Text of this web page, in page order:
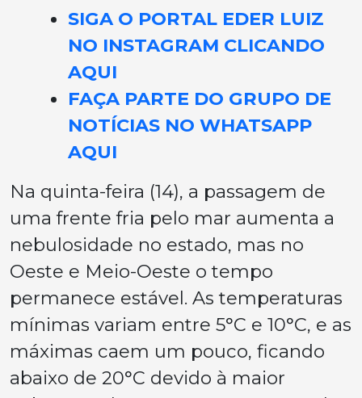
SIGA O PORTAL EDER LUIZ
NO INSTAGRAM CLICANDO
AQUI
FAÇA PARTE DO GRUPO DE
NOTÍCIAS NO WHATSAPP
AQUI
Na quinta-feira (14), a passagem de
uma frente fria pelo mar aumenta a
nebulosidade no estado, mas no
Oeste e Meio-Oeste o tempo
permanece estável. As temperaturas
mínimas variam entre 5°C e 10°C, e as
máximas caem um pouco, ficando
abaixo de 20°C devido à maior